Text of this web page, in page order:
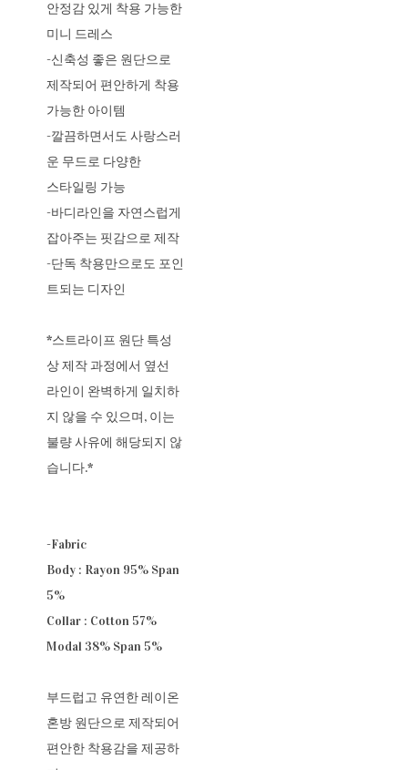
안정감 있게 착용 가능한
미니 드레스
-신축성 좋은 원단으로
제작되어 편안하게 착용
가능한 아이템
-깔끔하면서도 사랑스러
운 무드로 다양한
스타일링 가능
-바디라인을 자연스럽게
잡아주는 핏감으로 제작
-단독 착용만으로도 포인
트되는 디자인
*스트라이프 원단 특성
상 제작 과정에서 옆선
라인이 완벽하게 일치하
지 않을 수 있으며, 이는
불량 사유에 해당되지 않
습니다.*
-Fabric
Body : Rayon 95% Span
5%
Collar : Cotton 57%
Modal 38% Span 5%
부드럽고 유연한 레이온
혼방 원단으로 제작되어
편안한 착용감을 제공하